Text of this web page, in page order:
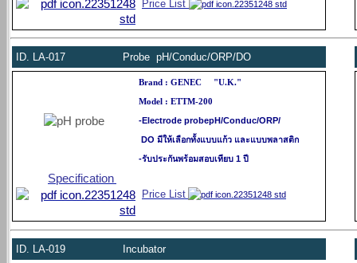
Price List
ID. LA-017 Probe pH/Conduc/ORP/DO
Brand : GENEC "U.K."
Model : ETTM-200
-Electrode probepH/Conduc/ORP/
DO มีให้เลือกทั้งแบบแก้ว และแบบพลาสติก
-รับประกันพร้อมสอบเทียบ 1 ปี
Specification
Price List
ID. LA-019 Incubator